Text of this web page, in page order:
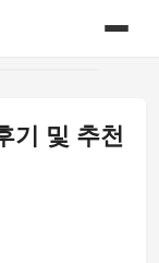
기 및 추천